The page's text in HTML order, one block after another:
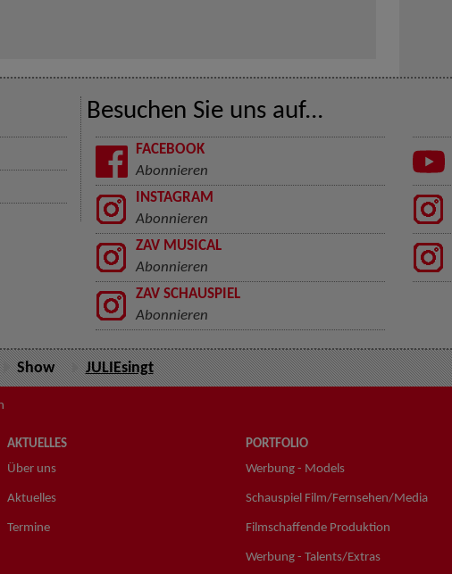
Besuchen Sie uns auf...
FACEBOOK
Abonnieren
INSTAGRAM
Abonnieren
ZAV MUSICAL
Abonnieren
ZAV SCHAUSPIEL
Abonnieren
Show JULIEsingt
AKTUELLES
Über uns
Aktuelles
Termine
PORTFOLIO
Werbung - Models
Schauspiel Film/Fernsehen/Media
Filmschaffende Produktion
Werbung - Talents/Extras